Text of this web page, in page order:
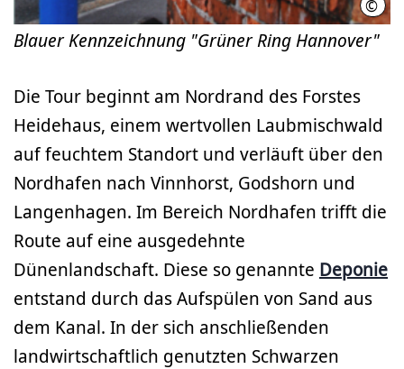
©
Blauer Kennzeichnung "Grüner Ring Hannover"
Die Tour beginnt am Nordrand des Forstes
Heidehaus, einem wertvollen Laubmischwald
auf feuchtem Standort und verläuft über den
Nordhafen nach Vinnhorst, Godshorn und
Langenhagen. Im Bereich Nordhafen trifft die
Route auf eine ausgedehnte
Dünenlandschaft. Diese so genannte Deponie
entstand durch das Aufspülen von Sand aus
dem Kanal. In der sich anschließenden
landwirtschaftlich genutzten Schwarzen